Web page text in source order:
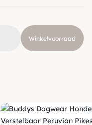
Winkelvoorraad